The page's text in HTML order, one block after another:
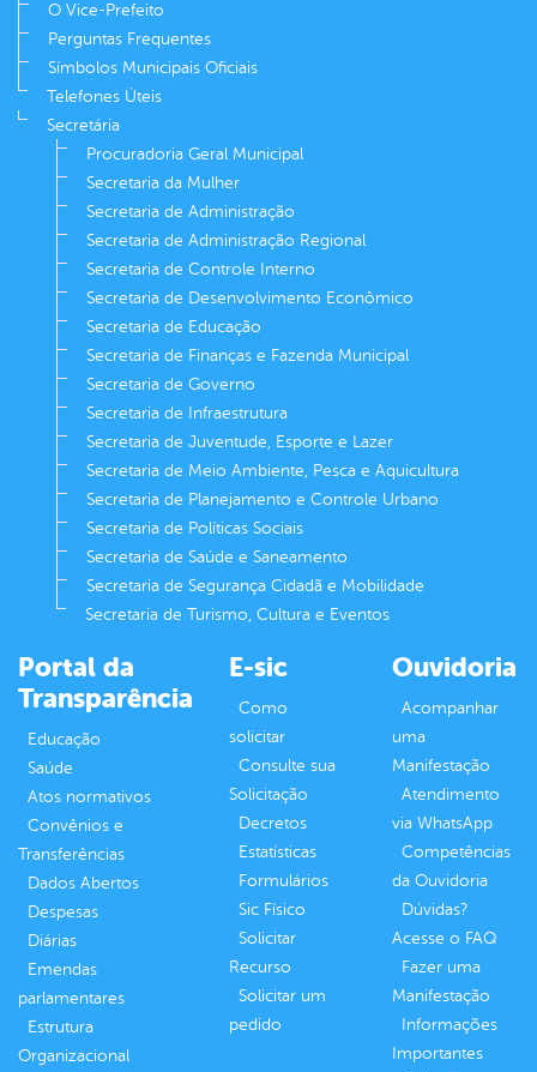
O Vice-Prefeito
Perguntas Frequentes
Símbolos Municipais Oficiais
Telefones Úteis
Secretária
Procuradoria Geral Municipal
Secretaria da Mulher
Secretaria de Administração
Secretaria de Administração Regional
Secretaria de Controle Interno
Secretaria de Desenvolvimento Econômico
Secretaria de Educação
Secretaria de Finanças e Fazenda Municipal
Secretaria de Governo
Secretaria de Infraestrutura
Secretaria de Juventude, Esporte e Lazer
Secretaria de Meio Ambiente, Pesca e Aquicultura
Secretaria de Planejamento e Controle Urbano
Secretaria de Políticas Sociais
Secretaria de Saúde e Saneamento
Secretaria de Segurança Cidadã e Mobilidade
Secretaria de Turismo, Cultura e Eventos
Portal da
Transparência
Educação
Saúde
Atos normativos
Convênios e
Transferências
Dados Abertos
Despesas
Diárias
Emendas
parlamentares
Estrutura
Organizacional
E-sic
Como
solicitar
Consulte sua
Solicitação
Decretos
Estatísticas
Formulários
Sic Físico
Solicitar
Recurso
Solicitar um
pedido
Ouvidoria
Acompanhar
uma
Manifestação
Atendimento
via WhatsApp
Competências
da Ouvidoria
Dúvidas?
Acesse o FAQ
Fazer uma
Manifestação
Informações
Importantes